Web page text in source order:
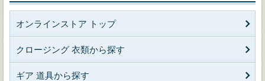
オンラインストア トップ
クロージング 衣類から探す
ギア 道具から探す